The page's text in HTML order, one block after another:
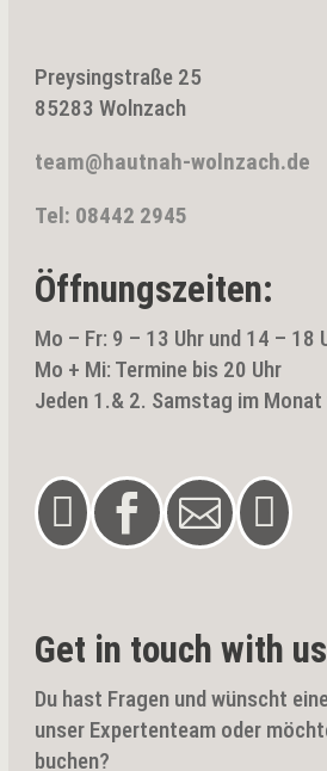
Preysingstraße 25
85283 Wolnzach
team@hautnah-wolnzach.de
Tel: 08442 2945
Öffnungszeiten:
Mo – Fr: 9 – 13 Uhr und 14 – 18
Mo + Mi: Termine bis 20 Uhr
Jeden 1.& 2. Samstag im
   
Get in touch with
Du hast Fragen und wünscht
unser Expertenteam oder
buchen?